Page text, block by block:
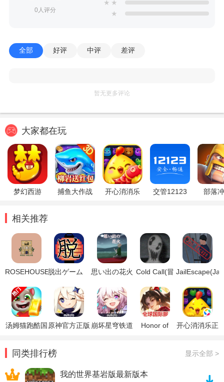
0人评分
★ ★
★
全部 好评 中评 差评
暂无更多评论
大家都在玩
梦幻西游 捕鱼大作战 开心消消乐 交管12123 部落
相关推荐
ROSEHOUSE(逃
版)
脱出ゲーム
游戏夏日祭手
机版)
思い出の花火
花的记忆汉化
版)
Cold Call(冒 JailEscape(Jail
版)
汤姆猫跑酷国 原神官方正版 崩坏星穹铁道
Honor of
开心消消乐正
同类排行榜 显示全部 >
1 我的世界基岩版最新版本